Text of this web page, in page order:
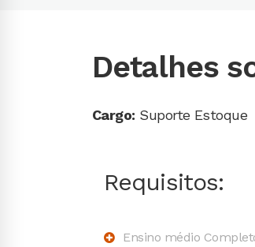
Detalhes
Cargo: Suporte Estoque
Requisitos:
Ensino médio